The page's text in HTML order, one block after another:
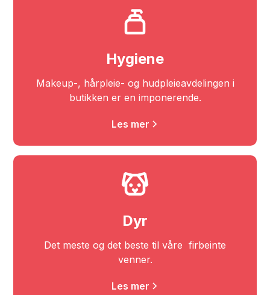
Hygiene
Makeup-, hårpleie- og hudpleieavdelingen i
butikken er en imponerende.
Les mer
Dyr
Det meste og det beste til våre firbeinte
venner.
Les mer